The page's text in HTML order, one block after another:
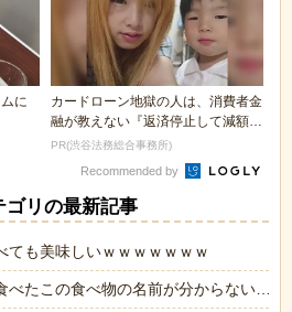
に
カードローン地獄の人は、消費者金
融が教えない『返済停止して減額・
免除する方法』で...
PR(渋谷法務総合事務所)
Recommended by
ゴリの最新記事
ても美味しいｗｗｗｗｗｗｗ
べたこの食べ物の名前が分からない…